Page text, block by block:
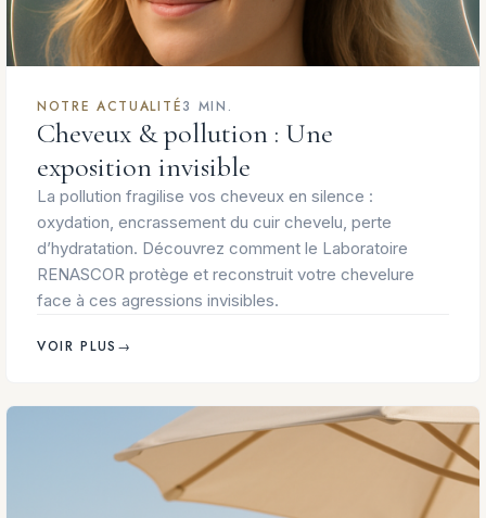
NOTRE ACTUALITÉ3 MIN.
Cheveux & pollution : Une
exposition invisible
La pollution fragilise vos cheveux en silence :
oxydation, encrassement du cuir chevelu, perte
d’hydratation. Découvrez comment le Laboratoire
RENASCOR protège et reconstruit votre chevelure
face à ces agressions invisibles.
VOIR PLUS →